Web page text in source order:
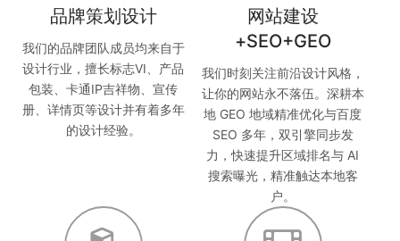
品牌策划设计
我们的品牌团队成员均来自于
设计行业，擅长标志VI、产品
包装、卡通IP吉祥物、宣传
册、详情页等设计并有着多年
的设计经验。
网站建设
+SEO+GEO
我们时刻关注前沿设计风格，
让你的网站永不落伍。深耕本
地 GEO 地域精准优化与百度
SEO 多年，双引擎同步发
力，快速提升区域排名与 AI
搜索曝光，精准触达本地客
户。